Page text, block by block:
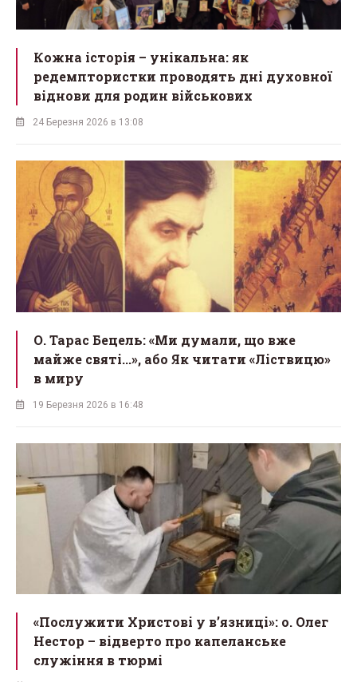
Кожна історія – унікальна: як
редемптористки проводять дні духовної
віднови для родин військових
24 Березня 2026 в 13:08
О. Тарас Бецель: «Ми думали, що вже
майже святі...», або Як читати «Ліствицю»
в миру
19 Березня 2026 в 16:48
«Послужити Христові у вʼязниці»: о. Олег
Нестор – відверто про капеланське
служіння в тюрмі